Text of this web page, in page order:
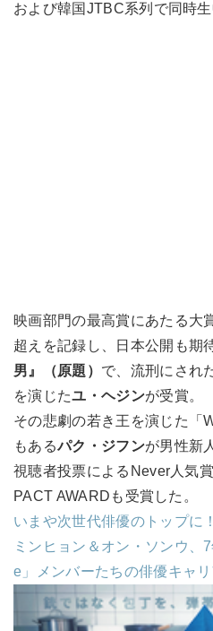
および韓国JTBC系列で同時生
映画部門の最高賞にあたる大
超えを記録し、日本公開も期
男』（原題） で、流刑にされ
を演じたユ・ヘジンが受賞。
その悲劇の若き王を演じた「
もあるパク・ジフンが男性新
視聴者投票によるNever人気
PACT AWARDも受賞した。
いまや次世代俳優のトップに
ミンヒョン＆オン・ソンウ、
e」メンバーたちの俳優キャ